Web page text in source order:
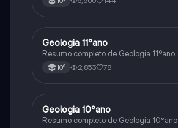
Biologia
Geologia 11°ano
Resumo completo de Geologia 11ºano
10º 2,853 78
Biologia
Geologia 10°ano
Resumo completo de Geologia 10°ano